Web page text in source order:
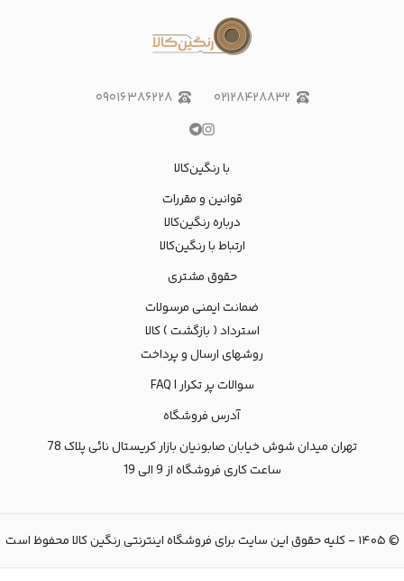
۰۲۱۲۸۴۲۸۸۳۲ ۰۹۰۱۶۳۸۶۲۲۸
با رنگین‌کالا
قوانین و مقررات
درباره رنگین‌کالا
ارتباط با رنگین‌کالا
حقوق مشتری
ضمانت ایمنی مرسولات
استرداد ( بازگشت ) کالا
روشهای ارسال و پرداخت
سوالات پر تکرار | FAQ
آدرس فروشگاه
تهران میدان شوش خیابان صابونیان بازار کریستال نائی پلاک 78
ساعت کاری فروشگاه از 9 الی 19
©۱۴۰۵ - کلیه حقوق این سایت برای فروشگاه اینترنتی رنگین کالا محفوظ است